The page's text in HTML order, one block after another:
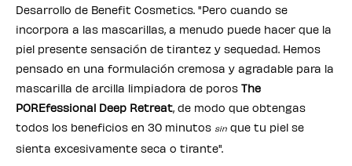
Desarrollo de Benefit Cosmetics. "Pero cuando se
incorpora a las mascarillas, a menudo puede hacer que la
piel presente sensación de tirantez y sequedad. Hemos
pensado en una formulación cremosa y agradable para la
mascarilla de arcilla limpiadora de poros The
POREfessional Deep Retreat, de modo que obtengas
todos los beneficios en 30 minutos sin que tu piel se
sienta excesivamente seca o tirante".